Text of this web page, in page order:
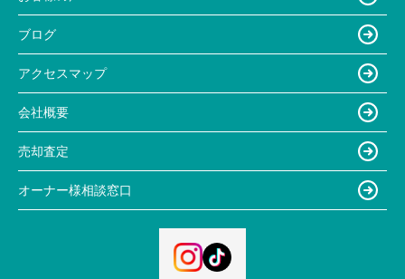
ブログ
アクセスマップ
会社概要
売却査定
オーナー様相談窓口